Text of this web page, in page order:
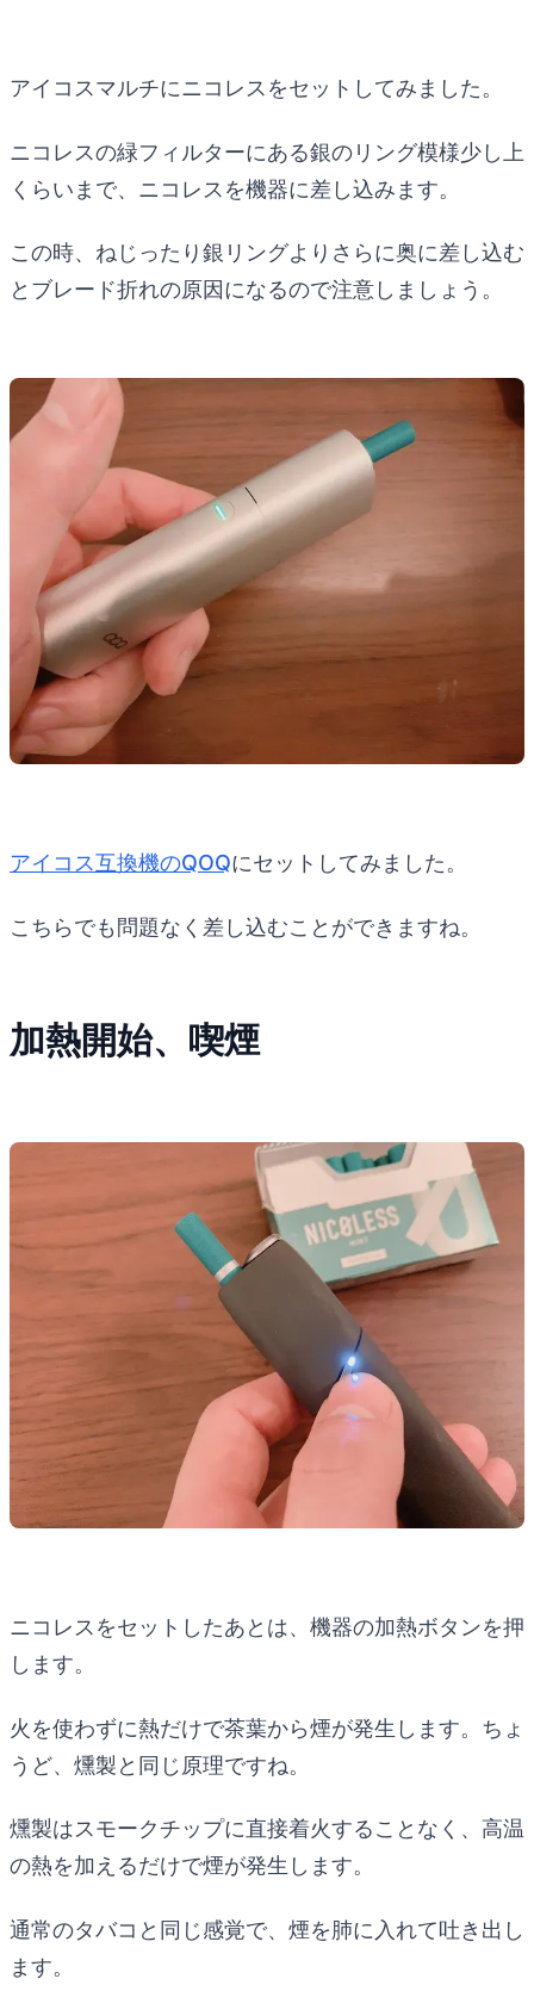
アイコスマルチにニコレスをセットしてみました。
ニコレスの緑フィルターにある銀のリング模様少し上
くらいまで、ニコレスを機器に差し込みます。
この時、ねじったり銀リングよりさらに奥に差し込む
とブレード折れの原因になるので注意しましょう。
アイコス互換機のQOQにセットしてみました。
こちらでも問題なく差し込むことができますね。
加熱開始、喫煙
ニコレスをセットしたあとは、機器の加熱ボタンを押
します。
火を使わずに熱だけで茶葉から煙が発生します。ちょ
うど、燻製と同じ原理ですね。
燻製はスモークチップに直接着火することなく、高温
の熱を加えるだけで煙が発生します。
通常のタバコと同じ感覚で、煙を肺に入れて吐き出し
ます。